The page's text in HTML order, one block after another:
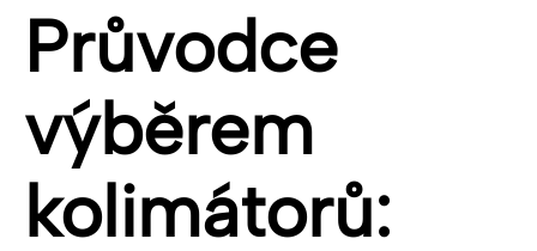
Průvodce
výběrem
kolimátorů: